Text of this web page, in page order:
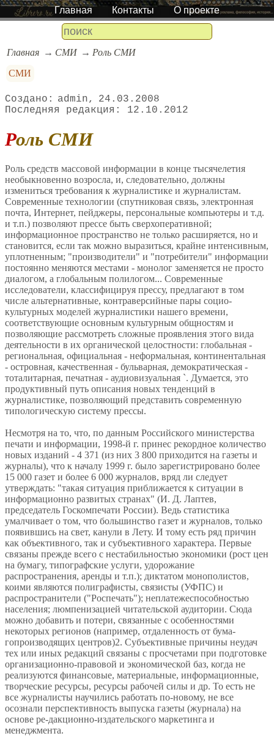
Главная Контакты О проекте
Главная СМИ
Роль СМИ
СМИ
admin
24.03.2008
12.10.2012
Роль СМИ
Роль средств массовой информации в конце тысячелетия
необыкновенно возросла, и, следовательно, должны
измениться требования к журналистике и журналистам.
Современные технологии (спутниковая связь, электронная
почта, Интернет, пейджеры, персональные компьютеры и т.д.
и т.п.) позволяют прессе быть сверхоперативной;
информационное пространство не только расширяется, но и
становится, если так можно выразиться, крайне интенсивным,
уплотненным; "производители" и "потребители" информации
постоянно меняются местами - монолог заменяется не просто
диалогом, а глобальным полилогом... Современные
исследователи, классифицируя прессу, предлагают в том
числе альтернативные, контраверсийные пары социо-
культурных моделей журналистики нашего времени,
соответствующие основным культурным общностям и
позволяющие рассмотреть сложные проявления этого вида
деятельности в их органической целостности: глобальная -
региональная, официальная - неформальная, континентальная
- островная, качественная - бульварная, демократическая -
тоталитарная, печатная - аудиовизуальная `. Думается, это
продуктивный путь описания новых тенденций в
журналистике, позволяющий представить современную
типологическую систему прессы.
Несмотря на то, что, по данным Российского министерства
печати и информации, 1998-й г. принес рекордное количество
новых изданий - 4 371 (из них 3 800 приходится на газеты и
журналы), что к началу 1999 г. было зарегистрировано более
15 000 газет и более 6 000 журналов, вряд ли следует
утверждать: "такая ситуация приближается к ситуации в
информационно развитых странах" (И. Д. Лаптев,
председатель Госкомпечати России). Ведь статистика
умалчивает о том, что большинство газет и журналов, только
появившись на свет, канули в Лету. И тому есть ряд причин
как объективного, так и субъективного характера. Первые
связаны прежде всего с нестабильностью экономики (рост цен
на бумагу, типографские услуги, удорожание
распространения, аренды и т.п.); диктатом монополистов,
коими являются полиграфисты, связисты (УФПС) и
распространители ("Роспечать"); неплатежеспособностью
населения; люмпенизацией читательской аудитории. Сюда
можно добавить и потери, связанные с особенностями
некоторых регионов (например, отдаленность от бума-
гопроизводящих центров)2. Субъективные причины неудач
тех или иных редакций связаны с просчетами при подготовке
организационно-правовой и экономической баз, когда не
реализуются финансовые, материальные, информационные,
творческие ресурсы, ресурсы рабочей силы и др. То есть не
все журналисты научились работать по-новому, не все
осознали перспективность выпуска газеты (журнала) на
основе ре-дакционно-издательского маркетинга и
менеджмента.